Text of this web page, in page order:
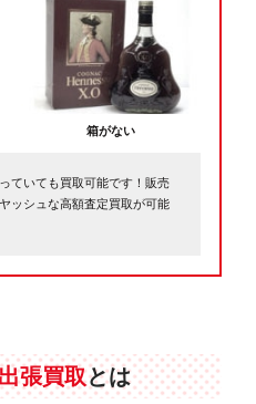
箱がない
ていても買取可能です！販売
ッシュな高額査定買取が可能
出張買取とは